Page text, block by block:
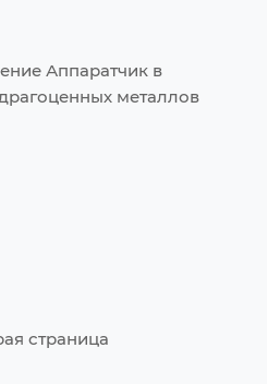
Аппаратчик в
металлов
страница